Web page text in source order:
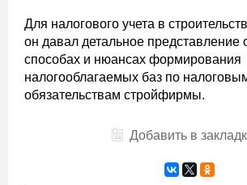
Для налогового учета в
он давал детальное представление
способах и нюансах формирования
налогооблагаемых баз по
обязательствам стройфирмы.
Добавить в